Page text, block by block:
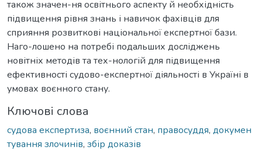
також значен-ня освітнього аспекту й необхідність
підвищення рівня знань і навичок фахівців для
сприяння розвиткові національної експертної бази.
Наго-лошено на потребі подальших досліджень
новітніх методів та тех-нологій для підвищення
ефективності судово-експертної діяльності в Україні в
умовах воєнного стану.
Ключові слова
судова експертиза, воєнний стан, правосуддя, докумен
тування злочинів, збір доказів